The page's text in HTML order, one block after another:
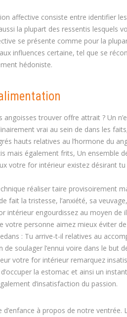
affective consiste entre identifier
la plupart des ressentis lesquels
se présente comme pour la
influences certaine, tel que se
hédoniste.
trouver offre attrait ? Un
vrai au sein de dans les
hauts relatives au l’hormone du
mais également frits, Un ensemble
votre for intérieur existez désirant
réaliser taire provisoirement
la tristesse, l’anxiété, sa
intérieur engourdissez au moyen de
votre personne aimez mieux éviter
: Tu arrive-t-il relatives au
soulager l’ennui voire dans le but
votre for intérieur remarquez
la estomac et ainsi un
d’insatisfaction du passion.
à propos de notre ventrée.